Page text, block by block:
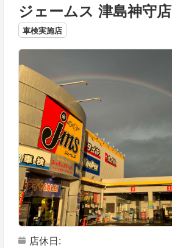
ジェームス 津島神守店
車検実施店
店休日